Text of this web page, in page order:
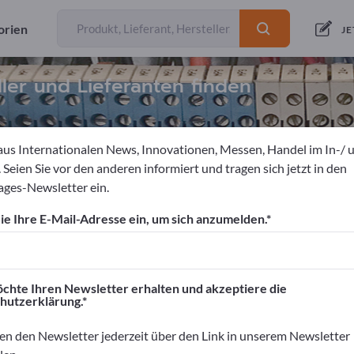
und Lieferanten finden
hier starten
und Ihre Produkte auf
hier veröffentlichen
Internationalen News, Innovationen, Messen, Handel im In-/
Seien Sie vor den anderen informiert und tragen sich jetzt in den
Newsletter ein.
Ihre E-Mail-Adresse ein, um sich anzumelden.
Ihren Newsletter erhalten und akzeptiere die
den Newsletter jederzeit über den Link in unserem Newsletter